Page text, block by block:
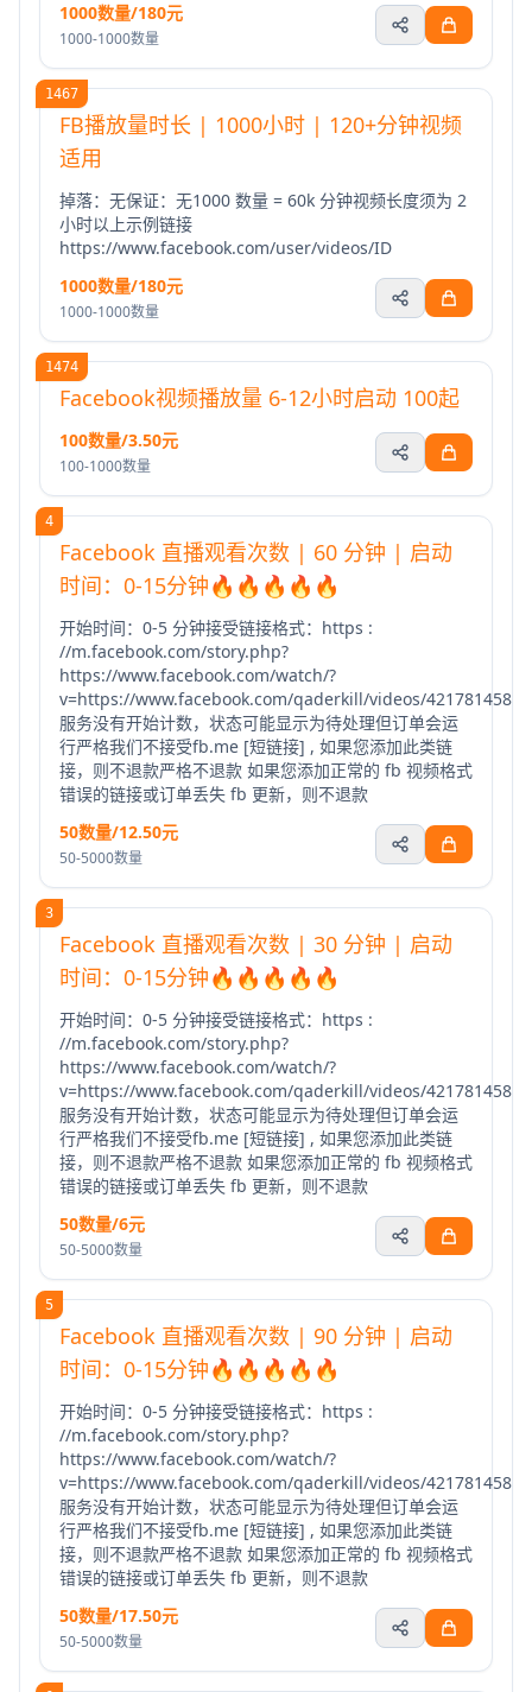
1000数量/180元
1000-1000数量
1467
FB播放量时长 | 1000小时 | 120+分钟视频
适用
掉落：无保证：无1000 数量 = 60k 分钟视频长度须为 2
小时以上示例链接
https://www.facebook.com/user/videos/ID
1000数量/180元
1000-1000数量
1474
Facebook视频播放量 6-12小时启动 100起
100数量/3.50元
100-1000数量
4
Facebook 直播观看次数 | 60 分钟 | 启动
时间：0-15分钟🔥🔥🔥🔥🔥
开始时间：0-5 分钟接受链接格式：https :
//m.facebook.com/story.php?
https://www.facebook.com/watch/?
v=https://www.facebook.com/qaderkill/videos/
服务没有开始计数，状态可能显示为待处理但订单会运
行严格我们不接受fb.me [短链接] , 如果您添加此类链
接，则不退款严格不退款 如果您添加正常的 fb 视频格式
错误的链接或订单丢失 fb 更新，则不退款
50数量/12.50元
50-5000数量
3
Facebook 直播观看次数 | 30 分钟 | 启动
时间：0-15分钟🔥🔥🔥🔥🔥
开始时间：0-5 分钟接受链接格式：https :
//m.facebook.com/story.php?
https://www.facebook.com/watch/?
v=https://www.facebook.com/qaderkill/videos/
服务没有开始计数，状态可能显示为待处理但订单会运
行严格我们不接受fb.me [短链接] , 如果您添加此类链
接，则不退款严格不退款 如果您添加正常的 fb 视频格式
错误的链接或订单丢失 fb 更新，则不退款
50数量/6元
50-5000数量
5
Facebook 直播观看次数 | 90 分钟 | 启动
时间：0-15分钟🔥🔥🔥🔥🔥
开始时间：0-5 分钟接受链接格式：https :
//m.facebook.com/story.php?
https://www.facebook.com/watch/?
v=https://www.facebook.com/qaderkill/videos/
服务没有开始计数，状态可能显示为待处理但订单会运
行严格我们不接受fb.me [短链接] , 如果您添加此类链
接，则不退款严格不退款 如果您添加正常的 fb 视频格式
错误的链接或订单丢失 fb 更新，则不退款
50数量/17.50元
50-5000数量